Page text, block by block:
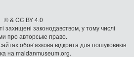
© & CC BY 4.0
захищені законодавством, у тому числі
про авторське право.
обов’язкова відкрита для пошуковиків
на maidanmuseum.org.